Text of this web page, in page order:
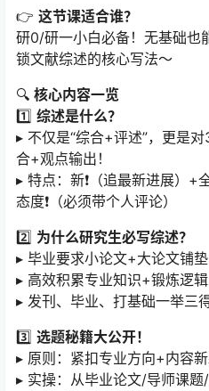
👉 ​ 这节课适合谁？​
研0/研一小白必备！无基础也
锁文献综述的核心写法～
🔍 ​ 核心内容一览
1️⃣ ​ 综述是什么？​
▸ 不仅是“综合+评述”，更是
合+观点输出！
▸ 特点：新❗️（追最新进展）+
态度❗️（必须带个人评论）
2️⃣ ​ 为什么研究生必写综述？​
▸ 毕业要求小论文+大论文铺垫
▸ 高效积累专业知识+锻炼逻
▸ 发刊、毕业、打基础一举三
3️⃣ ​ 选题秘籍大公开！​
▸ 原则：紧扣专业方向+内容
▸ 实操：从毕业论文/导师课